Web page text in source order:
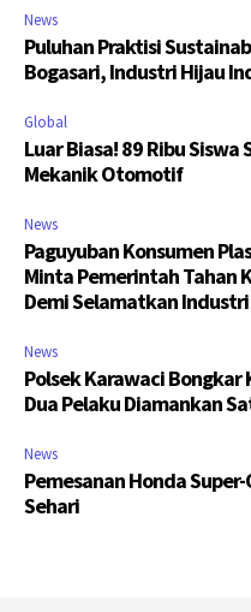
News
Puluhan Praktisi
Bogasari, Industri Hijau
Global
Luar Biasa! 89 Ribu Siswa
Mekanik Otomotif
News
Paguyuban Konsumen
Minta Pemerintah Tahan
Demi Selamatkan
News
Polsek Karawaci Bongkar
Dua Pelaku Diamankan
News
Pemesanan Honda
Sehari